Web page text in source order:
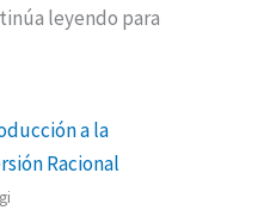
leyendo para
a la
Racional